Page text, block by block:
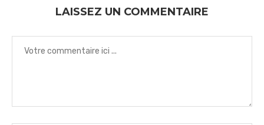
LAISSEZ UN COMMENTAIRE